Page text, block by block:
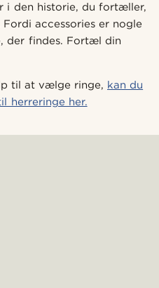
i den historie, du fortæller,
accessories er nogle
der findes. Fortæl din
til at vælge ringe, kan du
herreringe her.